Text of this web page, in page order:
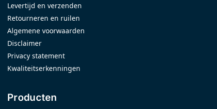
Levertijd en verzenden
Retourneren en ruilen
Algemene voorwaarden
Disclaimer
Privacy statement
Kwaliteitserkenningen
Producten